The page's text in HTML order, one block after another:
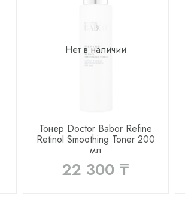
Нет в наличии
Тонер Doctor Babor Refine
Retinol Smoothing Toner 200
мл
22 300 ₸